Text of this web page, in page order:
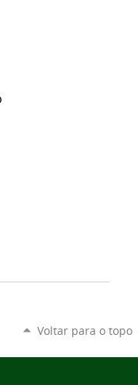
Voltar para o topo